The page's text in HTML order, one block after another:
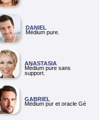
DANIEL
Médium pure.
ANASTASIA
Médium pure sans
support.
GABRIEL
Médium pur et oracle Gé